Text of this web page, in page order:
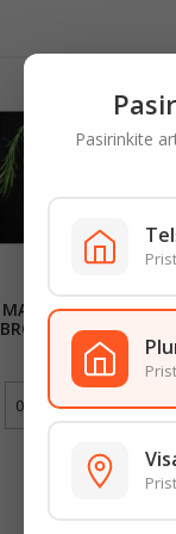
MARINUOTI
BROILERIŲ SPARNELIAI
Kaina
€ už 1 Kg
2,25€
Pasirinkite